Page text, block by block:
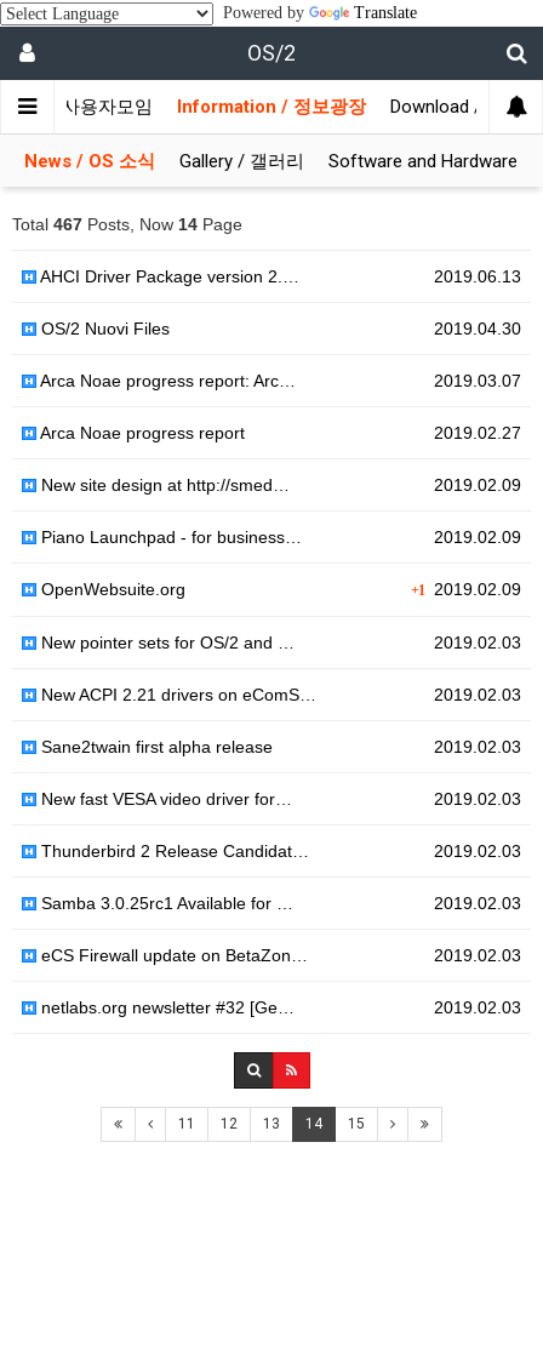
Powered by Translate
OS/2
/ 사용자모임 Information / 정보광장 Download / 자료실
News / OS 소식 Gallery / 갤러리 Software and Hardware
Total 467 Posts, Now 14 Page
2019.06.13
AHCI Driver Package version 2.…
2019.04.30
OS/2 Nuovi Files
2019.03.07
Arca Noae progress report: Arc…
2019.02.27
Arca Noae progress report
2019.02.09
New site design at http://smed…
2019.02.09
Piano Launchpad - for business…
+1 2019.02.09
OpenWebsuite.org
2019.02.03
New pointer sets for OS/2 and …
2019.02.03
New ACPI 2.21 drivers on eComS…
2019.02.03
Sane2twain first alpha release
2019.02.03
New fast VESA video driver for…
2019.02.03
Thunderbird 2 Release Candidat…
2019.02.03
Samba 3.0.25rc1 Available for …
2019.02.03
eCS Firewall update on BetaZon…
2019.02.03
netlabs.org newsletter #32 [Ge…
11 12 13 14 15